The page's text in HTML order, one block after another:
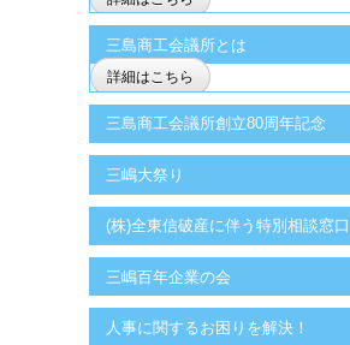
三島商工会議所とは
詳細はこちら
三島商工会議所創立80周年記念
三嶋大祭り
(株)全東信破産に伴う特別相談窓口
三嶋百年企業の会
人事に関するお困りを解決！